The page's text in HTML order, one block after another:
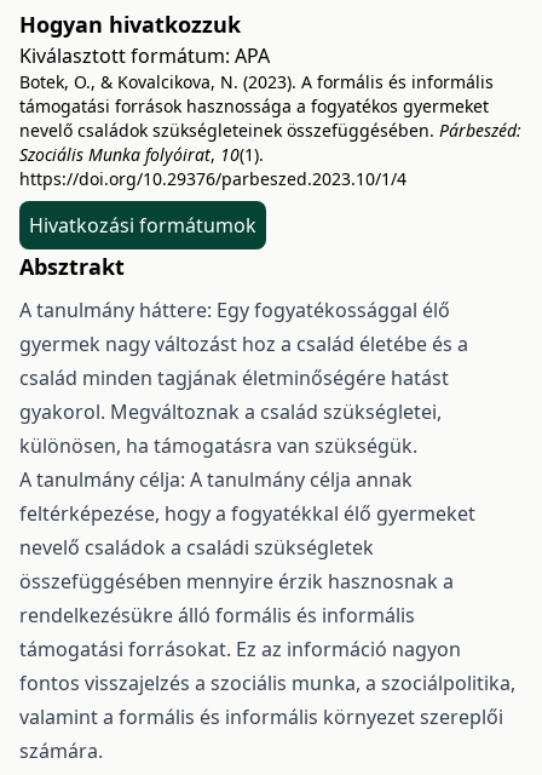
Hogyan hivatkozzuk
Kiválasztott formátum: APA
Botek, O., & Kovalcikova, N. (2023). A formális és informális
támogatási források hasznossága a fogyatékos gyermeket
nevelő családok szükségleteinek összefüggésében. Párbeszéd:
Szociális Munka folyóirat, 10(1).
https://doi.org/10.29376/parbeszed.2023.10/1/4
Hivatkozási formátumok
Absztrakt
A tanulmány háttere: Egy fogyatékossággal élő
gyermek nagy változást hoz a család életébe és a
család minden tagjának életminőségére hatást
gyakorol. Megváltoznak a család szükségletei,
különösen, ha támogatásra van szükségük.
A tanulmány célja: A tanulmány célja annak
feltérképezése, hogy a fogyatékkal élő gyermeket
nevelő családok a családi szükségletek
összefüggésében mennyire érzik hasznosnak a
rendelkezésükre álló formális és informális
támogatási forrásokat. Ez az információ nagyon
fontos visszajelzés a szociális munka, a szociálpolitika,
valamint a formális és informális környezet szereplői
számára.